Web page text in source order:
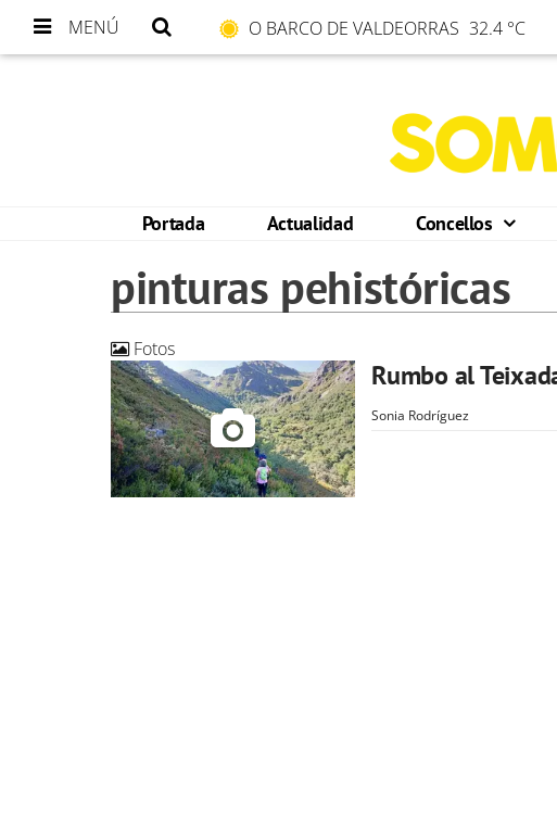
MENÚ O BARCO DE VALDEORRAS 32.4 °C
Portada Actualidad Concellos
pinturas pehistóricas
Fotos
Rumbo al
Sonia Rodríguez